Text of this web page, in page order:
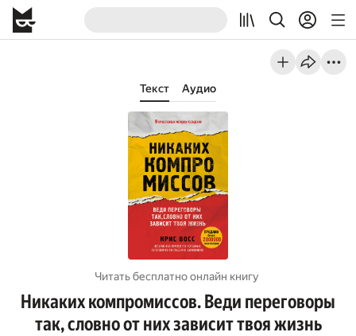
Текст Аудио
Читать бесплатно онлайн книгу
Никаких компромиссов. Веди переговоры
так, словно от них зависит твоя жизнь